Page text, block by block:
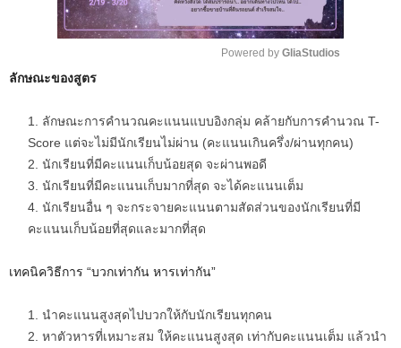
t
e
Powered by GliaStudios
ลักษณะของสูตร
ลักษณะการคำนวณคะแนนแบบอิงกลุ่ม คล้ายกับการคำนวณ T-
Score แต่จะไม่มีนักเรียนไม่ผ่าน (คะแนนเกินครึ่ง/ผ่านทุกคน)
นักเรียนที่มีคะแนนเก็บน้อยสุด จะผ่านพอดี
นักเรียนที่มีคะแนนเก็บมากที่สุด จะได้คะแนนเต็ม
นักเรียนอื่น ๆ จะกระจายคะแนนตามสัดส่วนของนักเรียนที่มี
คะแนนเก็บน้อยที่สุดและมากที่สุด
เทคนิควิธีการ “บวกเท่ากัน หารเท่ากัน”
นำคะแนนสูงสุดไปบวกให้กับนักเรียนทุกคน
หาตัวหารที่เหมาะสม ให้คะแนนสูงสุด เท่ากับคะแนนเต็ม แล้วนำ